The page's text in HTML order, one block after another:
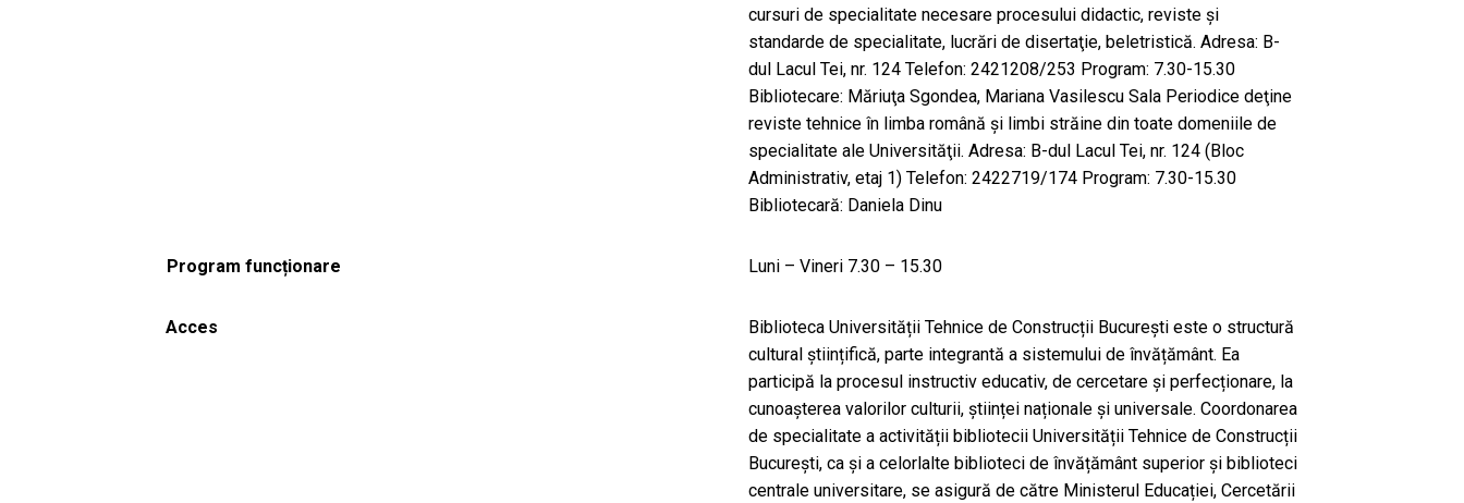
cursuri de specialitate necesare procesului didactic, reviste şi
standarde de specialitate, lucrări de disertaţie, beletristică. Adresa: B-
dul Lacul Tei, nr. 124 Telefon: 2421208/253 Program: 7.30-15.30
Bibliotecare: Măriuţa Sgondea, Mariana Vasilescu Sala Periodice deţine
reviste tehnice în limba română şi limbi străine din toate domeniile de
specialitate ale Universităţii. Adresa: B-dul Lacul Tei, nr. 124 (Bloc
Administrativ, etaj 1) Telefon: 2422719/174 Program: 7.30-15.30
Bibliotecară: Daniela Dinu
Program funcționare Luni – Vineri 7.30 – 15.30
Acces
Biblioteca Universității Tehnice de Construcții București este o structură
cultural științifică, parte integrantă a sistemului de învățământ. Ea
participă la procesul instructiv educativ, de cercetare și perfecționare, la
cunoașterea valorilor culturii, științei naționale și universale. Coordonarea
de specialitate a activității bibliotecii Universității Tehnice de Construcții
București, ca și a celorlalte biblioteci de învățământ superior și biblioteci
centrale universitare, se asigură de către Ministerul Educației, Cercetării